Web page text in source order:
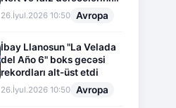
təsiri altında cari vəziyyət
26.İyul.2026 10:50 Avropa
İbay Llanosun "La Velada
del Año 6" boks gecəsi
rekordları alt-üst etdi
26.İyul.2026 10:50 Avropa